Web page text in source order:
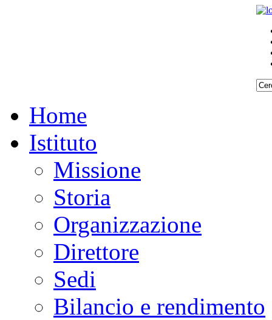
Home
Istituto
Missione
Storia
Organizzazione
Direttore
Sedi
Bilancio e rendimento